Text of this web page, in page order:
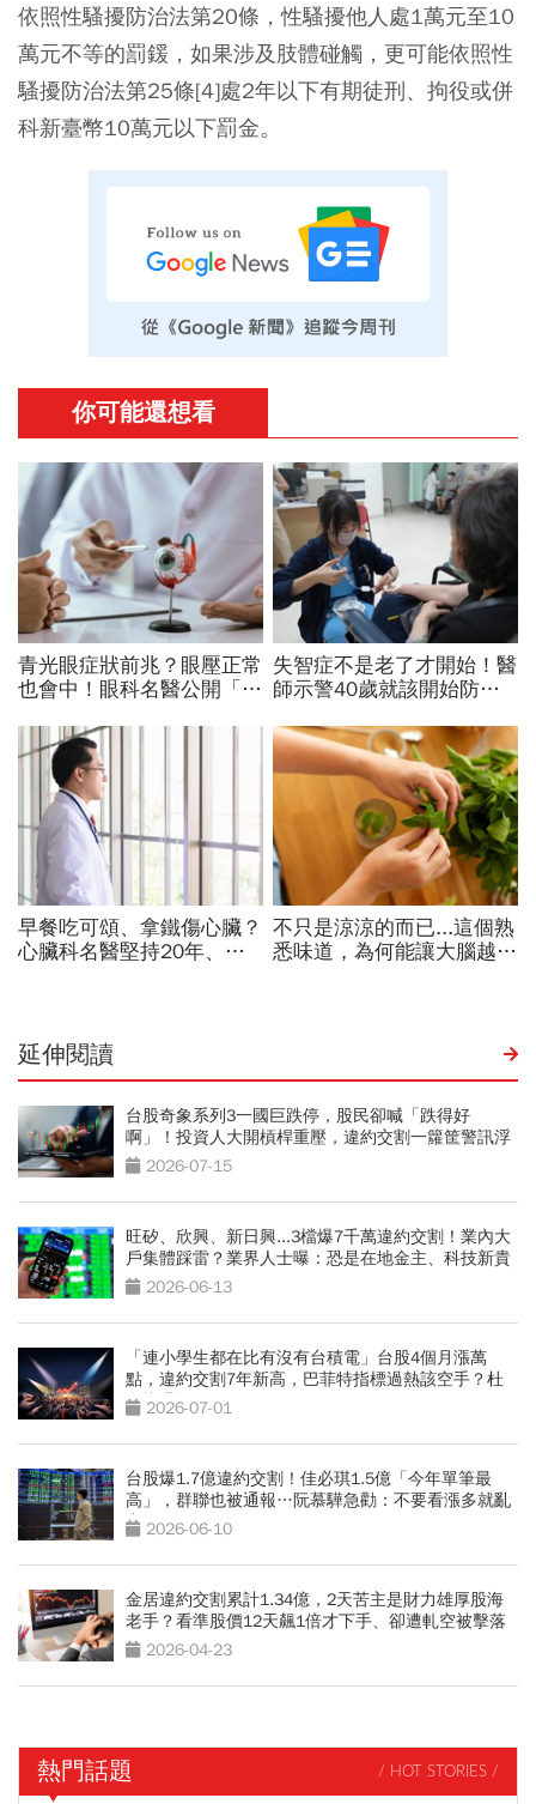
依照性騷擾防治法第20條，性騷擾他人處1萬元至10
萬元不等的罰鍰，如果涉及肢體碰觸，更可能依照性
騷擾防治法第25條[4]處2年以下有期徒刑、拘役或併
科新臺幣10萬元以下罰金。
延伸閱讀
台股奇象系列3一國巨跌停，股民卻喊「跌得好
啊」！投資人大開槓桿重壓，違約交割一籮筐警訊浮
現 2026-07-15
旺矽、欣興、新日興...3檔爆7千萬違約交割！業內大
戶集體踩雷？業界人士曝：恐是在地金主、科技新貴
2026-06-13
「連小學生都在比有沒有台積電」台股4個月漲萬
點，違約交割7年新高，巴菲特指標過熱該空手？杜
金龍曝操作
2026-07-01
台股爆1.7億違約交割！佳必琪1.5億「今年單筆最
高」，群聯也被通報…阮慕驊急勸：不要看漲多就亂
空 2026-06-10
金居違約交割累計1.34億，2天苦主是財力雄厚股海
老手？看準股價12天飆1倍才下手、卻遭軋空被擊落
2026-04-23
熱門話題 / HOT STORIES /